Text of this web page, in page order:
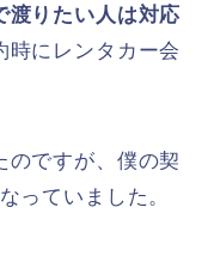
渡りたい人は対応
時にレンタカー会
のですが、僕の契
っていました。